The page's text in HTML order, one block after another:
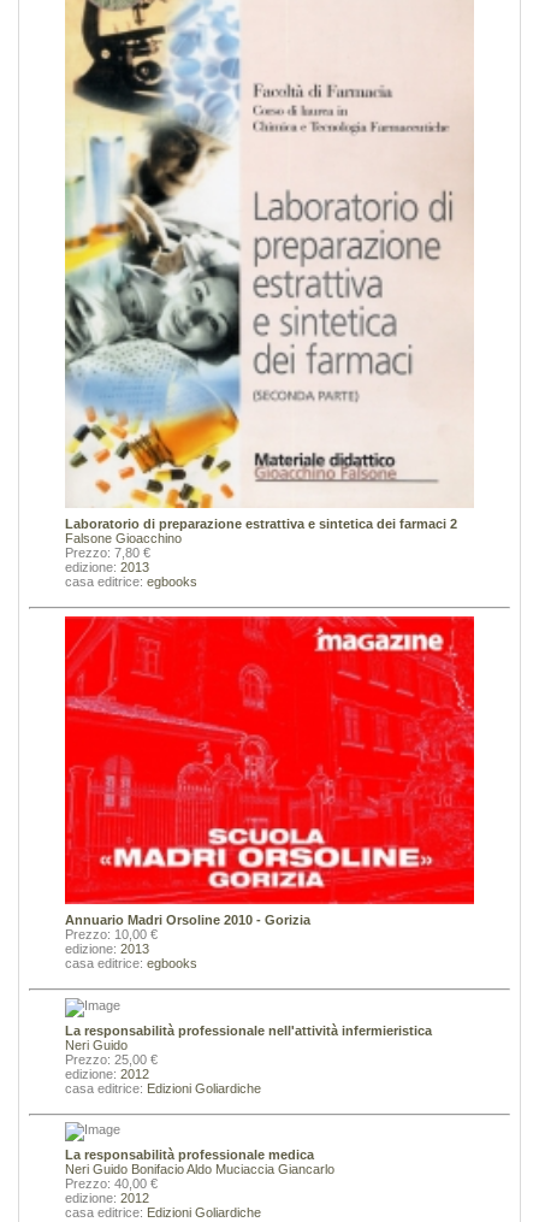
Laboratorio di preparazione estrattiva e sintetica dei farmaci 2
Falsone Gioacchino
Prezzo: 7,80 €
edizione: 2013
casa editrice: egbooks
Annuario Madri Orsoline 2010 - Gorizia
Prezzo: 10,00 €
edizione: 2013
casa editrice: egbooks
La responsabilità professionale nell'attività infermieristica
Neri Guido
Prezzo: 25,00 €
edizione: 2012
casa editrice: Edizioni Goliardiche
La responsabilità professionale medica
Neri Guido Bonifacio Aldo Muciaccia Giancarlo
Prezzo: 40,00 €
edizione: 2012
casa editrice: Edizioni Goliardiche